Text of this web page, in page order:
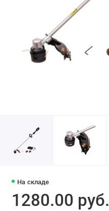
На складе
1280.00 pуб.